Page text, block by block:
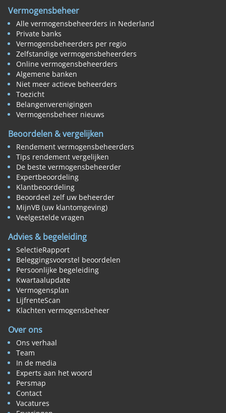
Vermogensbeheer
Alle vermogensbeheerders in Nederland
Private banks
Vermogensbeheerders per regio
Zelfstandige vermogensbeheerders
Online vermogensbeheerders
Algemene banken
Niet meer actieve beheerders
Toezicht
Belangenverenigingen
Vermogensbeheer nieuws
Beoordelen & vergelijken
Rendement vermogensbeheerders
Tips rendement vergelijken
De beste vermogensbeheerder
Expertbeoordeling
Klantbeoordeling
Beoordeel zelf uw beheerder
MijnVB (uw klantomgeving)
Veelgestelde vragen
Advies & begeleiding
SelectieRapport
Beleggingsvoorstel beoordelen
Persoonlijke begeleiding
Kwartaalupdate
Vermogensplan
LijfrenteScan
Klachten vermogensbeheer
Over ons
Ons verhaal
Team
In de media
Experts aan het woord
Persmap
Contact
Vacatures